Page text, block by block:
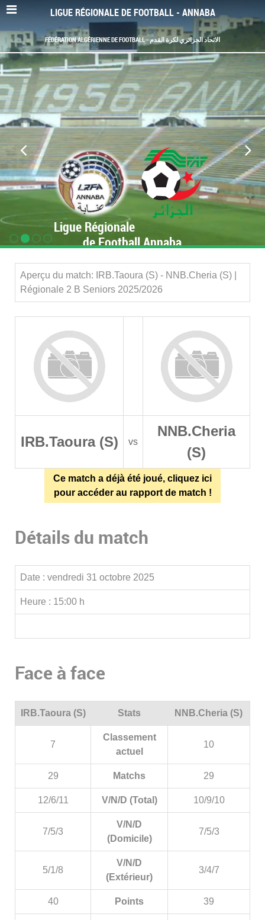
LIGUE RÉGIONALE DE FOOTBALL - ANNABA
FÉDÉRATION ALGÉRIENNE DE FOOTBALL - الاتحاد الجزائري لكرة القدم
Ligue Régionale
de Football Annaba
Aperçu du match: IRB.Taoura (S) - NNB.Cheria (S) |
Régionale 2 B Seniors 2025/2026
IRB.Taoura (S) vs
NNB.Cheria
(S)
Ce match a déjà été joué, cliquez ici
pour accéder au rapport de match !
Détails du match
Date : vendredi 31 octobre 2025
Heure : 15:00 h
Face à face
IRB.Taoura (S) Stats NNB.Cheria (S)
7
Classement
actuel
10
29 Matchs 29
12/6/11 V/N/D (Total) 10/9/10
7/5/3
V/N/D
(Domicile)
7/5/3
5/1/8
V/N/D
(Extérieur)
3/4/7
40 Points 39